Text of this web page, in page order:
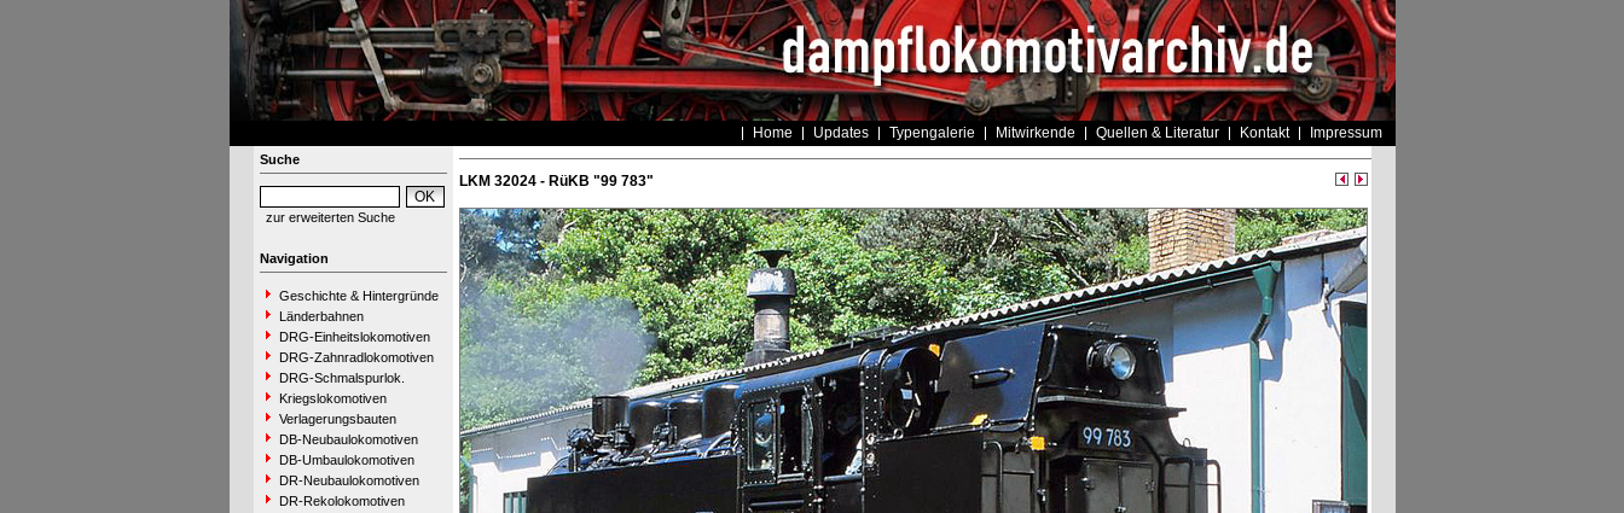
Home Updates Typengalerie Mitwirkende Quellen & Literatur Kontakt Impressum
Suche
zur erweiterten Suche
Navigation
Geschichte & Hintergründe
Länderbahnen
DRG-Einheitslokomotiven
DRG-Zahnradlokomotiven
DRG-Schmalspurlok.
Kriegslokomotiven
Verlagerungsbauten
DB-Neubaulokomotiven
DB-Umbaulokomotiven
DR-Neubaulokomotiven
DR-Rekolokomotiven
LKM 32024 - RüKB "99 783"